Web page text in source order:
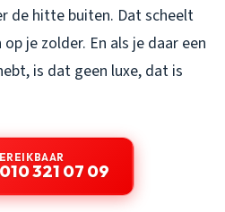
de hitte buiten. Dat scheelt
je zolder. En als je daar een
is dat geen luxe, dat is
321 07 09